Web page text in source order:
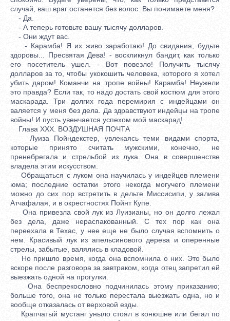
случай, ваш враг останется без волос. Вы понимаете меня?
- Да.
- А теперь готовьте вашу тысячу долларов.
- Они ждут вас.
- Карамба! Я их живо заработаю! До свидания, будьте
здоровы... Пресвятая Дева! - воскликнул бандит, как только
его посетитель ушел. - Вот повезло! Получить тысячу
долларов за то, чтобы укокошить человека, которого я хотел
убить даром! Команчи на тропе войны! Карамба! Неужели
это правда? Если так, то надо достать свой костюм для этого
маскарада. Три долгих года перемирия с индейцами он
валяется у меня без дела. Да здравствуют индейцы на тропе
войны! И пусть увенчается успехом мой маскарад!
Глава XXX. ВОЗДУШНАЯ ПОЧТА
Луиза Пойндекстер, увлекаясь теми видами спорта,
которые принято считать мужскими, конечно, не
пренебрегала и стрельбой из лука. Она в совершенстве
владела этим искусством.
Обращаться с луком она научилась у индейцев племени
юма; последние остатки этого некогда могучего племени
можно до сих пор встретить в дельте Миссисипи, у залива
Атчафалая, и в окрестностях Пойнт Купе.
Она привезла свой лук из Луизианы, но он долго лежал
без дела, даже нераспакованный. С тех пор как она
переехала в Техас, у нее еще не было случая вспомнить о
нем. Красивый лук из апельсинового дерева и оперенные
стрелы, забытые, валялись в кладовой.
Но пришло время, когда она вспомнила о них. Это было
вскоре после разговора за завтраком, когда отец запретил ей
выезжать одной на прогулки.
Она беспрекословно подчинилась этому приказанию;
больше того, она не только перестала выезжать одна, но и
вообще отказалась от верховой езды.
Крапчатый мустанг уныло стоял в конюшне или бегал по